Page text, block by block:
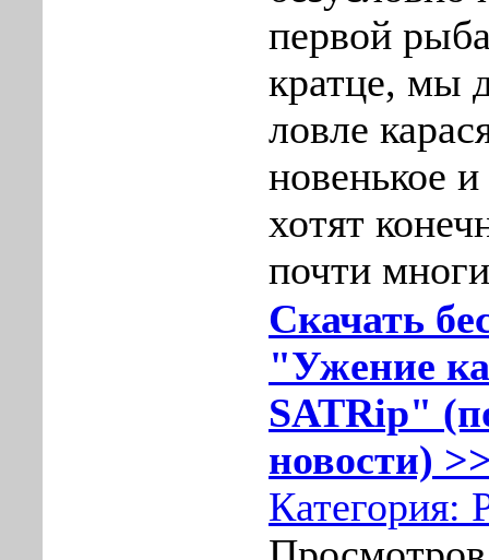
первой
кратце, мы
ловле
новенькое
хотят
почти
Скачать
"Ужение
SATRip"
новости)
Категория: